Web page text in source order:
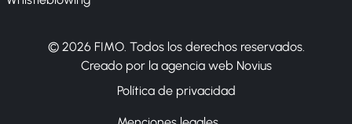
© 2026 FIMO. Todos los derechos reservados.
Creado por la agencia web Novius
Política de privacidad